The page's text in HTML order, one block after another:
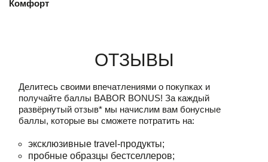
Комфорт
Отзывы
Делитесь своими впечатлениями о покупках и
получайте баллы BABOR BONUS! За каждый
развёрнутый отзыв* мы начислим вам бонусные
баллы, которые вы сможете потратить на:
эксклюзивные travel-продукты;
пробные образцы бестселлеров;